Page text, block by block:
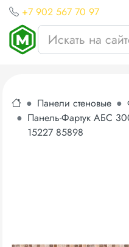
+7 902 567 70 97
Панели стеновые
Панель-Фартук АБС
15227 85898